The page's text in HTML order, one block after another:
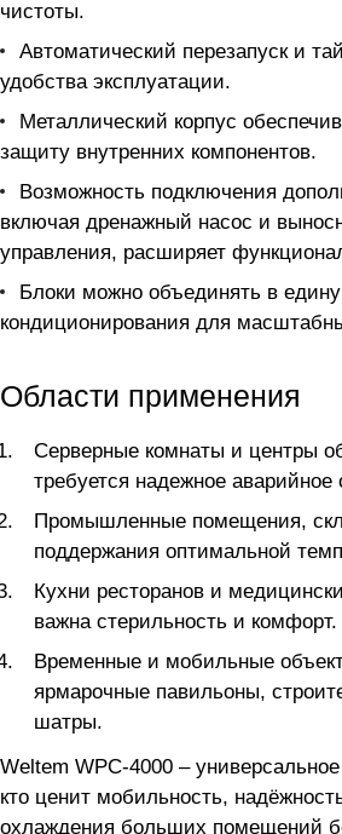
чистоты.
Автоматический перезапуск и
удобства эксплуатации.
Металлический корпус
защиту внутренних компонентов.
Возможность подключения
включая дренажный насос и
управления, расширяет
Блоки можно объединять в
кондиционирования для
Области применения
Серверные комнаты и центры
требуется надежное аварийное
Промышленные помещения,
поддержания оптимальной
Кухни ресторанов и
важна стерильность и комфорт.
Временные и мобильные
ярмарочные павильоны,
шатры.
Weltem WPC-4000 –
кто ценит мобильность,
охлаждения больших помещений